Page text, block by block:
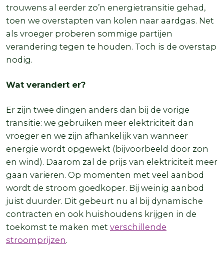
trouwens al eerder zo’n energietransitie gehad,
toen we overstapten van kolen naar aardgas. Net
als vroeger proberen sommige partijen
verandering tegen te houden. Toch is de overstap
nodig.
Wat verandert er?
Er zijn twee dingen anders dan bij de vorige
transitie: we gebruiken meer elektriciteit dan
vroeger en we zijn afhankelijk van wanneer
energie wordt opgewekt (bijvoorbeeld door zon
en wind). Daarom zal de prijs van elektriciteit meer
gaan variëren. Op momenten met veel aanbod
wordt de stroom goedkoper. Bij weinig aanbod
juist duurder. Dit gebeurt nu al bij dynamische
contracten en ook huishoudens krijgen in de
toekomst te maken met verschillende
stroomprijzen.